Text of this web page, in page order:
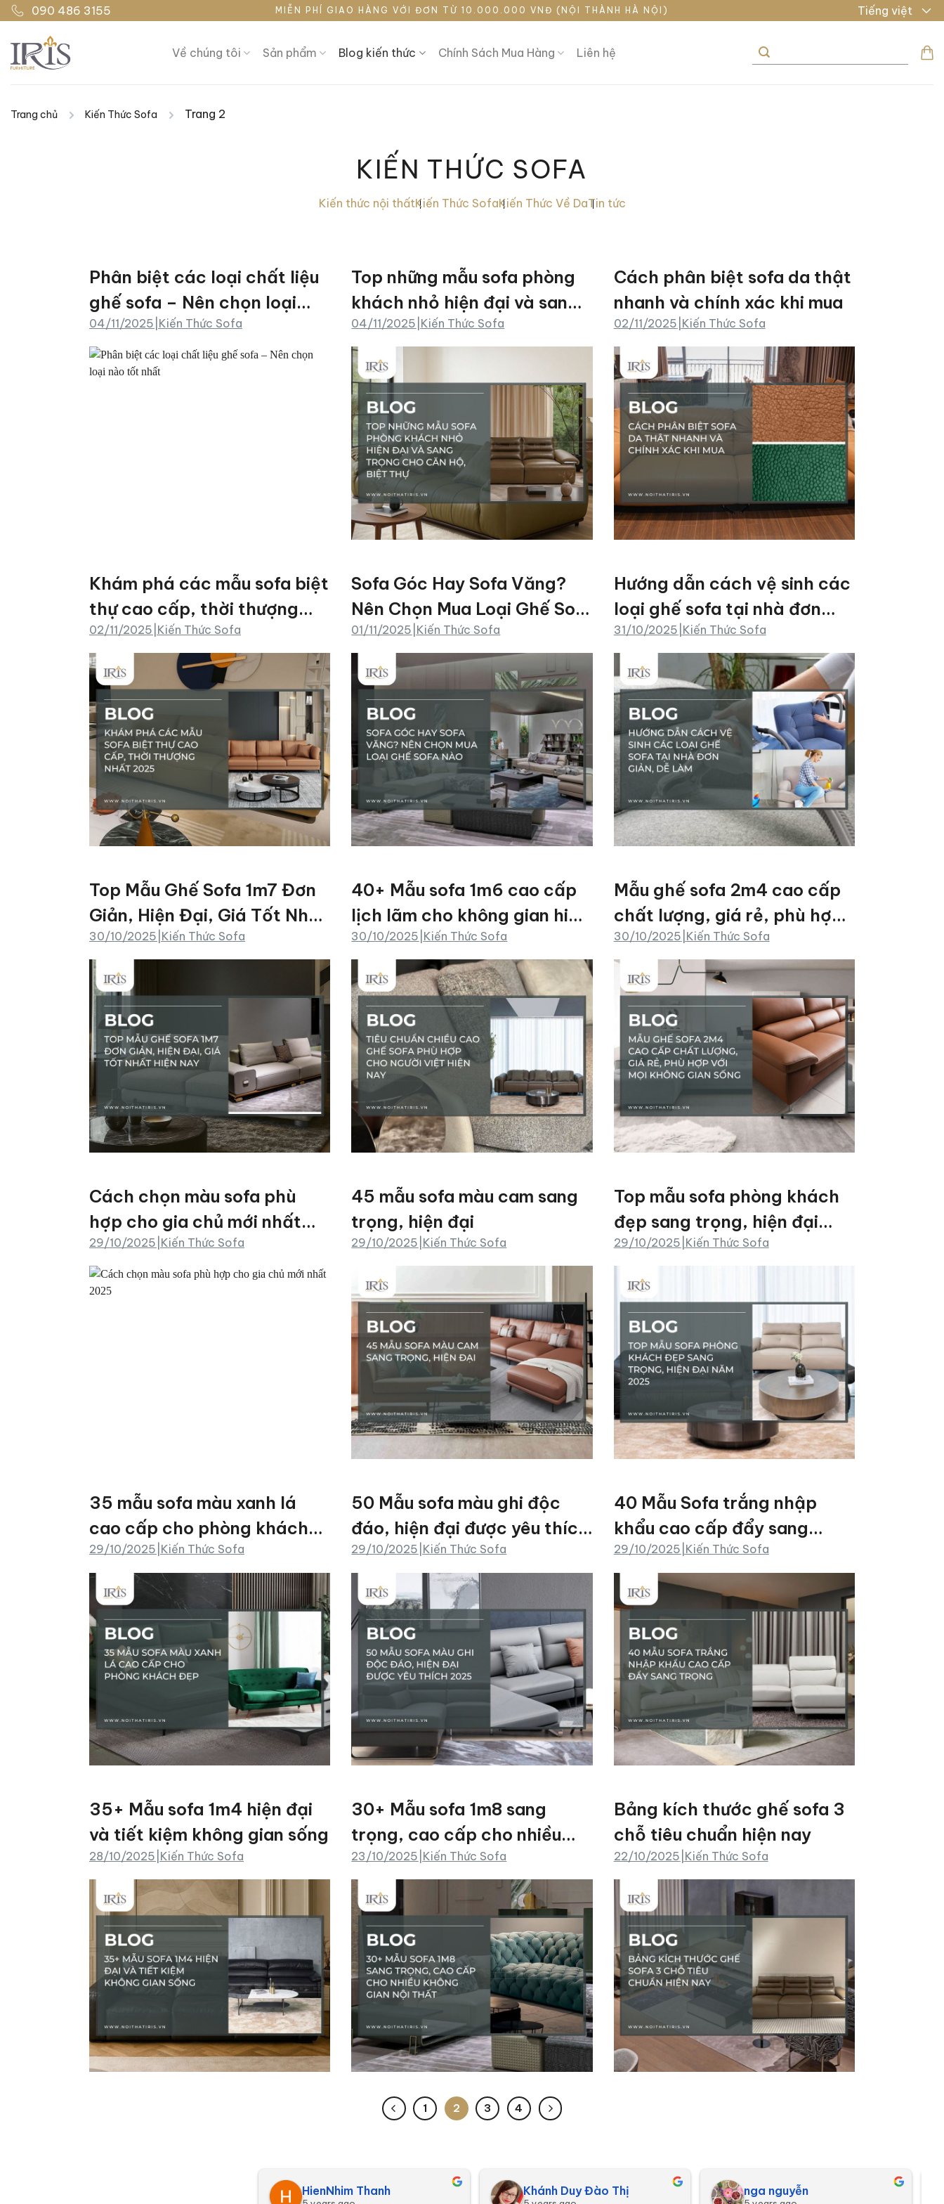
Bỏ
qua
nội
dung
090 486 3155 MIỄN PHÍ GIAO HÀNG VỚI ĐƠN TỪ 10.000.000 VNĐ (NỘI THÀNH HÀ NỘI) Tiếng việt
Về chúng tôi Sản phẩm Blog kiến thức Chính Sách Mua Hàng Liên hệ
kiếm:
Trang chủ Kiến Thức Sofa Trang 2
KIẾN THỨC SOFA
Kiến thức nội thấtKiến Thức SofaKiến Thức Về DaTin tức
Phân biệt các loại chất liệu
ghế sofa – Nên chọn loại
nào tốt nhất?
04/11/2025 Kiến Thức Sofa
Top những mẫu sofa phòng
khách nhỏ hiện đại và sang
trọng cho căn hộ, biệt thự
04/11/2025 Kiến Thức Sofa
Cách phân biệt sofa da thật
nhanh và chính xác khi mua
02/11/2025 Kiến Thức Sofa
Khám phá các mẫu sofa biệt
thự cao cấp, thời thượng
nhất 2025
02/11/2025 Kiến Thức Sofa
Sofa Góc Hay Sofa Văng?
Nên Chọn Mua Loại Ghế Sofa
Nào
01/11/2025 Kiến Thức Sofa
Hướng dẫn cách vệ sinh các
loại ghế sofa tại nhà đơn
giản, dễ làm
31/10/2025 Kiến Thức Sofa
Top Mẫu Ghế Sofa 1m7 Đơn
Giản, Hiện Đại, Giá Tốt Nhất
Hiện Nay
30/10/2025 Kiến Thức Sofa
40+ Mẫu sofa 1m6 cao cấp
lịch lãm cho không gian hiện
đại sang trọng
30/10/2025 Kiến Thức Sofa
Mẫu ghế sofa 2m4 cao cấp
chất lượng, giá rẻ, phù hợp
với mọi không gian sống
30/10/2025 Kiến Thức Sofa
Cách chọn màu sofa​ phù
hợp cho gia chủ mới nhất
2025
29/10/2025 Kiến Thức Sofa
45 mẫu sofa màu cam sang
trọng, hiện đại
29/10/2025 Kiến Thức Sofa
Top mẫu sofa phòng khách
đẹp sang trọng, hiện đại
năm 2025
29/10/2025 Kiến Thức Sofa
35 mẫu sofa màu xanh lá
cao cấp cho phòng khách
đẹp
29/10/2025 Kiến Thức Sofa
50 Mẫu sofa màu ghi độc
đáo, hiện đại được yêu thích
2025
29/10/2025 Kiến Thức Sofa
40 Mẫu Sofa trắng nhập
khẩu cao cấp đẩy sang
trọng
29/10/2025 Kiến Thức Sofa
35+ Mẫu sofa 1m4 hiện đại
và tiết kiệm không gian sống
28/10/2025 Kiến Thức Sofa
30+ Mẫu sofa 1m8 sang
trọng, cao cấp cho nhiều
không gian nội thất
23/10/2025 Kiến Thức Sofa
Bảng kích thước ghế sofa 3
chỗ tiêu chuẩn hiện nay
22/10/2025 Kiến Thức Sofa
1 2 3 4
HienNhim Thanh Khánh Duy Đào Thị nga nguyễn